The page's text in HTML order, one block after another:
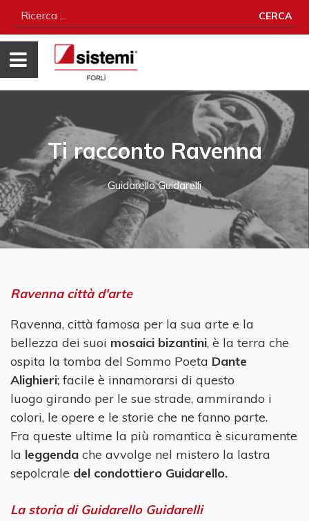
CERCA
Ti racconto Ravenna
Guidarello Guidarelli
Ravenna città d'arte
Ravenna, città famosa per la sua arte e la
bellezza dei suoi mosaici bizantini, è la terra che
ospita la tomba del Sommo Poeta Dante
Alighieri; facile è innamorarsi di questo
luogo girando per le sue strade, ammirando i
colori, le opere e le storie che ne fanno parte.
Fra queste ultime la più romantica è sicuramente
la leggenda che avvolge nel mistero la lastra
sepolcrale del condottiero Guidarello.
La storia di Guidarello Guidarelli